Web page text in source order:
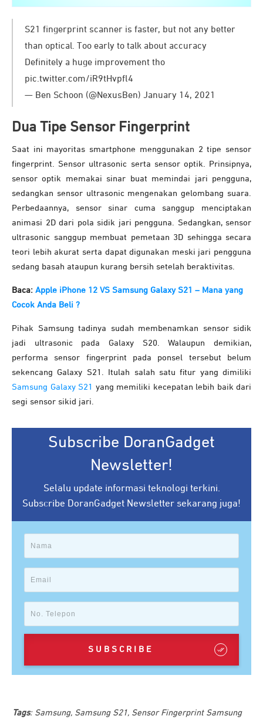
S21 fingerprint scanner is faster, but not any better
than optical. Too early to talk about accuracy
Definitely a huge improvement tho
pic.twitter.com/iR9tHvpfl4
— Ben Schoon (@NexusBen) January 14, 2021
Dua Tipe Sensor Fingerprint
Saat ini mayoritas smartphone menggunakan 2 tipe sensor
fingerprint. Sensor ultrasonic serta sensor optik. Prinsipnya,
sensor optik memakai sinar buat memindai jari pengguna,
sedangkan sensor ultrasonic mengenakan gelombang suara.
Perbedaannya, sensor sinar cuma sanggup menciptakan
animasi 2D dari pola sidik jari pengguna. Sedangkan, sensor
ultrasonic sanggup membuat pemetaan 3D sehingga secara
teori lebih akurat serta dapat digunakan meski jari pengguna
sedang basah ataupun kurang bersih setelah beraktivitas.
Baca: Apple iPhone 12 VS Samsung Galaxy S21 – Mana yang
Cocok Anda Beli ?
Pihak Samsung tadinya sudah membenamkan sensor sidik
jadi ultrasonic pada Galaxy S20. Walaupun demikian,
performa sensor fingerprint pada ponsel tersebut belum
sekencang Galaxy S21. Itulah salah satu fitur yang dimiliki
Samsung Galaxy S21 yang memiliki kecepatan lebih baik dari
segi sensor sikid jari.
Subscribe DoranGadget
Newsletter!
Selalu update informasi teknologi terkini.
Subscribe DoranGadget Newsletter sekarang juga!
SUBSCRIBE
Tags: Samsung, Samsung S21, Sensor Fingerprint Samsung